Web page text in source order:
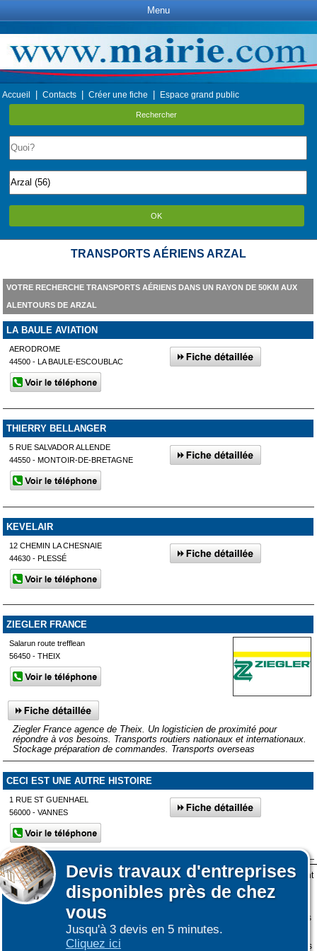
Menu
Accueil Contacts Créer une fiche Espace grand public
Rechercher
OK
TRANSPORTS AÉRIENS ARZAL
Devis travaux d'entreprises
disponibles près de chez
vous
Jusqu'à 3 devis en 5 minutes.
Cliquez ici
VOTRE RECHERCHE TRANSPORTS AÉRIENS DANS UN RAYON DE 50KM AUX
ALENTOURS DE ARZAL
LA BAULE AVIATION
AERODROME
44500 - LA BAULE-ESCOUBLAC
THIERRY BELLANGER
5 RUE SALVADOR ALLENDE
44550 - MONTOIR-DE-BRETAGNE
KEVELAIR
12 CHEMIN LA CHESNAIE
44630 - PLESSÉ
ZIEGLER FRANCE
Salarun route trefflean
56450 - THEIX
Ziegler France agence de Theix. Un logisticien de proximité pour
répondre à vos besoins. Transports routiers nationaux et internationaux.
Stockage préparation de commandes. Transports overseas
CECI EST UNE AUTRE HISTOIRE
1 RUE ST GUENHAEL
56000 - VANNES
Afficher plus de prestataires dans un rayon de 50km autour de
Arzal
Lors de votre visite sur notre site des fichiers informatiques nommés cookies sont
déposés sur votre terminal. Ces cookies sont utilisés pour la navigation, le
fonctionnement du site et les mesures d'audience pour l'éditeur.
Nous ne collectons pas vos données personnelles au travers des cookies à des
fins publicitaires ni pour nous ni pour des tiers.
Plus d'infos sur les cookies-Ne plus afficher ce message (vous pouvez toujours